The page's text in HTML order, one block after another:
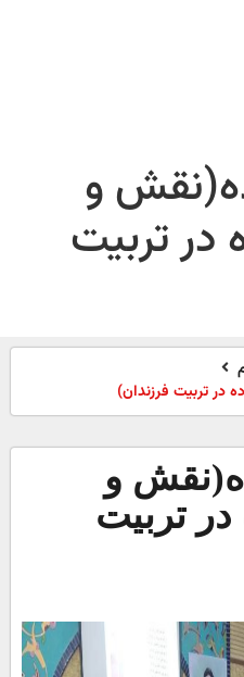
و
در تربیت
در تربیت فرزندان)
و
در تربیت